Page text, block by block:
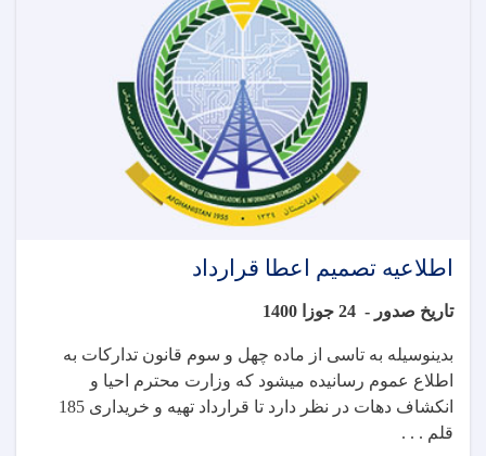
اطلاعیه تصمیم اعطا قرارداد
تاریخ صدور - 24 جوزا 1400
بدینوسیله به تاسی از ماده چهل و سوم قانون تدارکات به
اطلاع عموم رسانیده میشود که وزارت محترم احیا و
انکشاف دهات در نظر دارد تا قرارداد
تهیه و خریداری 185
قلم . . .